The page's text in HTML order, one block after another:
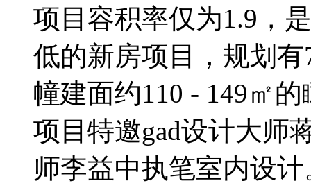
项目容积率仅为1.9，
低的新房项目，规划
幢建面约110 - 149㎡
项目特邀gad设计大师
师李益中执笔室内设计